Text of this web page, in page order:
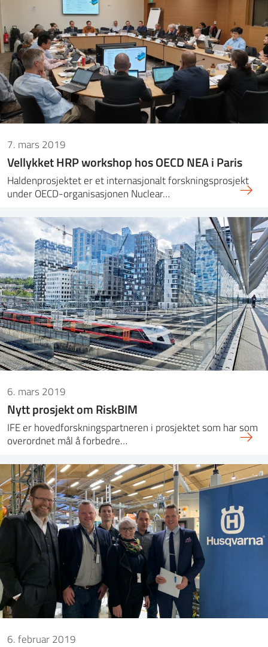
PRESSE ENGLISH
7. mars 2019
Vellykket HRP workshop hos OECD NEA i Paris
Haldenprosjektet er et internasjonalt forskningsprosjekt
under OECD-organisasjonen Nuclear…
6. mars 2019
Nytt prosjekt om RiskBIM
IFE er hovedforskningspartneren i prosjektet som har som
overordnet mål å forbedre…
6. februar 2019